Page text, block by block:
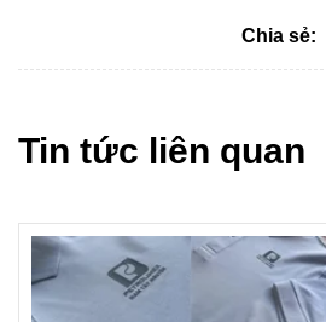
Chia sẻ:
Tin tức liên quan